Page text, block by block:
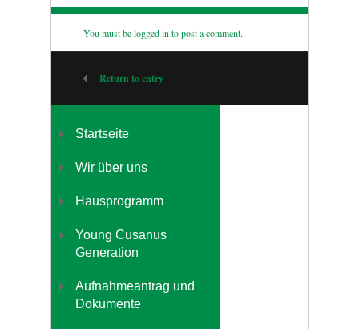
You must belogged in to post a comment.
Return to entry
Startseite
Wir über uns
Hausprogramm
Young Cusanus
Generation
Aufnahmeantrag und
Dokumente